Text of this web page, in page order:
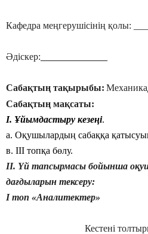
Кафедра меңгерушісінің қолы:
Әдіскер:
Сабақтың тақырыбы:
Сабақтың мақсаты:
І. Ұйымдастыру кезеңі.
а. Оқушылардың сабаққа
в. ІІІ топқа бөлу.
ІІ. Үй тапсырмасы бойынша
дағдыларын тексеру:
І топ «Аналитектер»
Кестені